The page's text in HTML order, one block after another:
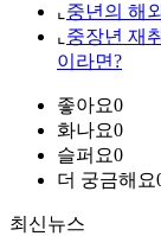
⌞ 중년의 해
⌞ 중장년 재
이라면?
좋아요0
화나요0
슬퍼요0
더 궁금해요
최신뉴스